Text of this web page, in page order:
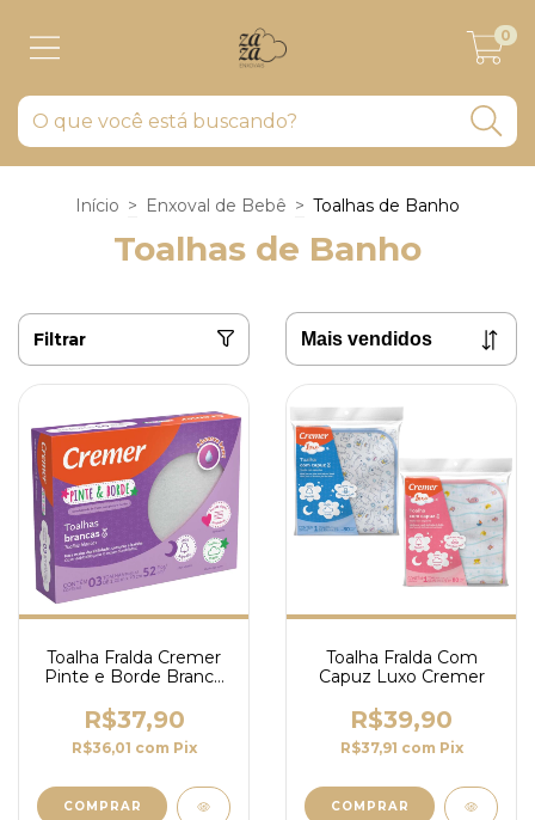
0
Início > Enxoval de Bebê > Toalhas de Banho
Toalhas de Banho
Filtrar
Toalha Fralda Cremer
Pinte e Borde Branca
Algodão
R$37,90
R$36,01 com Pix
Toalha Fralda Com
Capuz Luxo Cremer
R$39,90
R$37,91 com Pix
COMPRAR